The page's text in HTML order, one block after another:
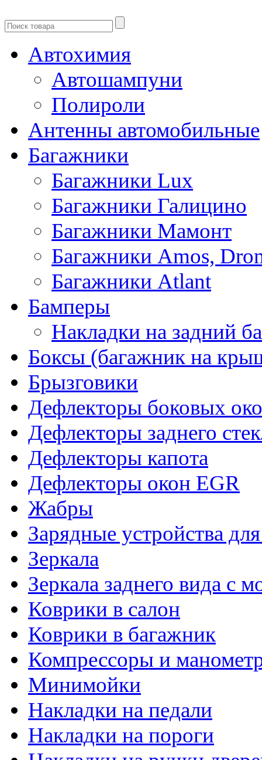
Автохимия
Автошампуни
Полироли
Антенны автомобильные
Багажники
Багажники Lux
Багажники Галицино
Багажники Мамонт
Багажники Amos,
Багажники Atlant
Бамперы
Накладки на задний
Боксы (багажник на
Брызговики
Дефлекторы боковых
Дефлекторы заднего
Дефлекторы капота
Дефлекторы окон EGR
Жабры
Зарядные устройства
Зеркала
Зеркала заднего вида с
Коврики в салон
Коврики в багажник
Компрессоры и
Минимойки
Накладки на педали
Накладки на пороги